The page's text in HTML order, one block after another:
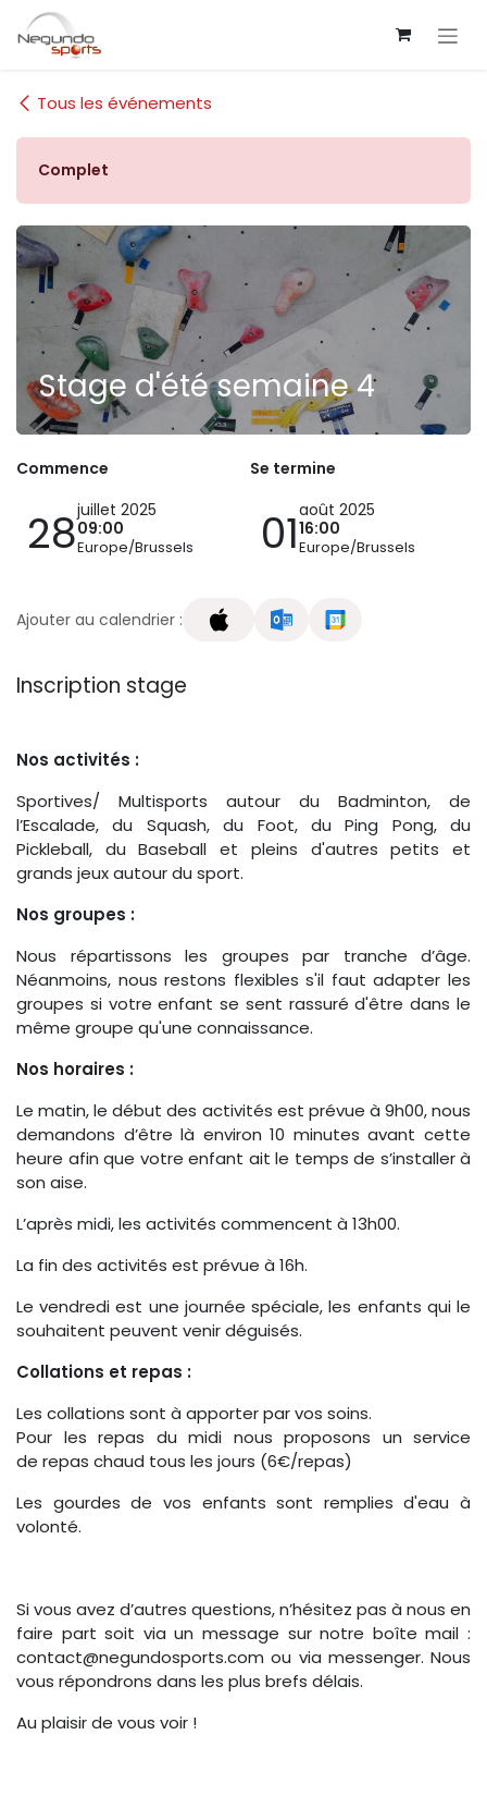
Se rendre au contenu
Tous les événements
Complet
Stage d'été semaine 4
Commence
28juillet 2025
09:00
Europe/Brussels
Se termine
01août 2025
16:00
Europe/Brussels
Ajouter au calendrier :
Inscription stage
Nos activités :
Sportives/ Multisports autour du Badminton, de
l’Escalade, du Squash, du Foot, du Ping Pong, du
Pickleball, du Baseball et pleins d'autres petits et
grands jeux autour du sport.
Nos groupes :
Nous répartissons les groupes par tranche d’âge.
Néanmoins, nous restons flexibles s'il faut adapter les
groupes si votre enfant se sent rassuré d'être dans le
même groupe qu'une connaissance.
Nos horaires :
Le matin, le début des activités est prévue à 9h00, nous
demandons d’être là environ 10 minutes avant cette
heure afin que votre enfant ait le temps de s’installer à
son aise.
L’après midi, les activités commencent à 13h00.
La fin des activités est prévue à 16h.
Le vendredi est une journée spéciale, les enfants qui le
souhaitent peuvent venir déguisés.
Collations et repas :
Les collations sont à apporter par vos soins.
Pour les repas du midi nous proposons un service
de repas chaud tous les jours (6€/repas)
Les gourdes de vos enfants sont remplies d'eau à
volonté.
Si vous avez d’autres questions, n’hésitez pas à nous en
faire part soit via un message sur notre boîte mail :
contact@negundosports.com ou via messenger. Nous
vous répondrons dans les plus brefs délais.
Au plaisir de vous voir !